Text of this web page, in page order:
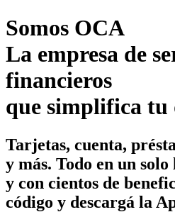
Somos OCA
La empresa de
financieros
que simplifica tu
Tarjetas, cuenta,
y más. Todo en un
y con cientos de
código y descargá la